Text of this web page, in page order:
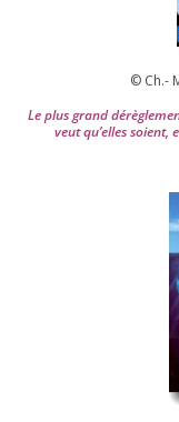
© Ch.-
Le plus grand
veut qu’elles soient,